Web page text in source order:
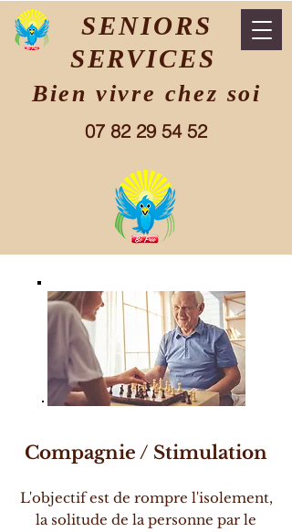
SENIORS
SERVICES
Bien vivre chez soi
07 82 29 54 52
Compagnie / Stimulation
L'objectif est de rompre l'isolement,
la solitude de la personne par le